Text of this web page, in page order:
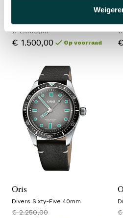
€ 2.000,00
€ 1.500,00 Op voorraad
€
Oris
Divers Sixty-Five 40mm
€ 2.250,00